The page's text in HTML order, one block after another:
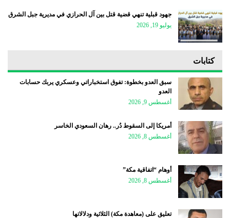
جهود قبلية تنهي قضية قتل بين آل الحرازي في مديرية جبل الشرق
يوليو 19, 2026
كتابات
سبق العدو بخطوة: تفوق استخباراتي وعسكري يربك حسابات
العدو
أغسطس 9, 2026
أمريكا إلى السقوط دُر.. رهان السعودي الخاسر
أغسطس 8, 2026
أوهام “اتفاقية مكة”
أغسطس 8, 2026
تعليق على (معاهدة مكة) الثلاثية ودلالاتها